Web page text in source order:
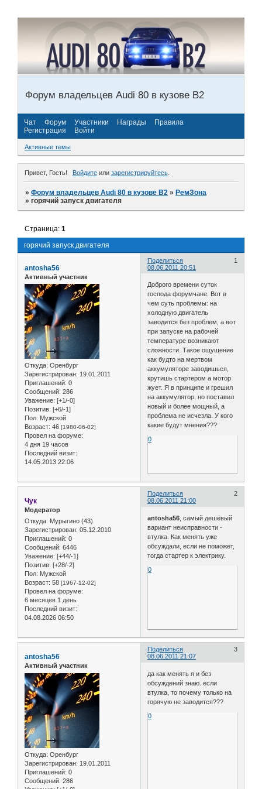
Форум владельцев Audi 80 в кузове В2
Чат Форум Участники Награды
Правила
Регистрация
Войти
Активные темы
Привет, Гость! Войдитеили зарегистрируйтесь.
»Форум владельцев Audi 80 в кузове В2 »РемЗона
»горячий запуск двигателя
горячий запуск двигателя
Страница:1
Поделиться
1
08.06.2011 20:51
antosha56
Активный участник
Откуда: Оренбург
Зарегистрирован: 19.01.2011
Приглашений: 0
Сообщений: 286
Уважение: [+1/-0]
Позитив: [+6/-1]
Пол: Мужской
Возраст: 46 [1980-06-02]
Провел на форуме:
4 дня 19 часов
Последний визит:
14.05.2013 22:06
Доброго времени суток
господа форумчане. Вот в
чем суть проблемы: на
холодную двигатель
заводится без проблем, а вот
при запуске на рабочей
температуре возникают
сложности. Такое ощущение
как будто на мертвом
аккумуляторе заводишься,
крутишь стартером а мотор
жует. Я в принципе и грешил
на аккумулятор, но поставил
новый и более мощный, а
проблема не исчезла. У кого
какие будут мнения???
0
Поделиться
2
08.06.2011 21:00
Чук
Модератор
Откуда: Мурыгино (43)
Зарегистрирован: 05.12.2010
Приглашений: 0
Сообщений: 6446
Уважение: [+44/-1]
Позитив: [+28/-2]
Пол: Мужской
Возраст: 58 [1967-12-02]
Провел на форуме:
6 месяцев 1 день
Последний визит:
04.08.2026 06:50
antosha56 , самый дешёвый
вариант неисправности -
втулка. Как менять уже
обсуждали, если не поможет,
тогда стартер к электрику.
0
Поделиться
3
08.06.2011 21:07
antosha56
Активный участник
Откуда: Оренбург
Зарегистрирован: 19.01.2011
Приглашений: 0
Сообщений: 286
да как менять я и без
обсуждений знаю. если
втулка, то почему только на
горячую не заводится???
0